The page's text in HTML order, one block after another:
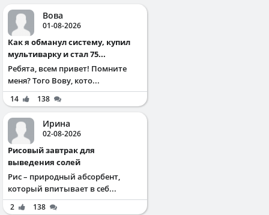
Вова
01-08-2026
Как я обманул систему, купил
мультиварку и стал 75...
Ребята, всем привет! Помните
меня? Того Вову, кото...
14 138
Ирина
02-08-2026
Рисовый завтрак для
выведения солей
Рис – природный абсорбент,
который впитывает в себ...
2 138